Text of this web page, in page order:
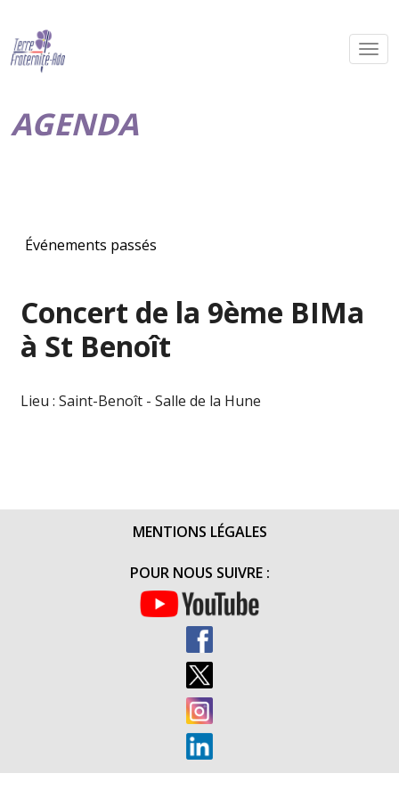
AGENDA
Événements passés
Concert de la 9ème BIMa
à St Benoît
Lieu : Saint-Benoît - Salle de la Hune
MENTIONS LÉGALES
POUR NOUS SUIVRE :